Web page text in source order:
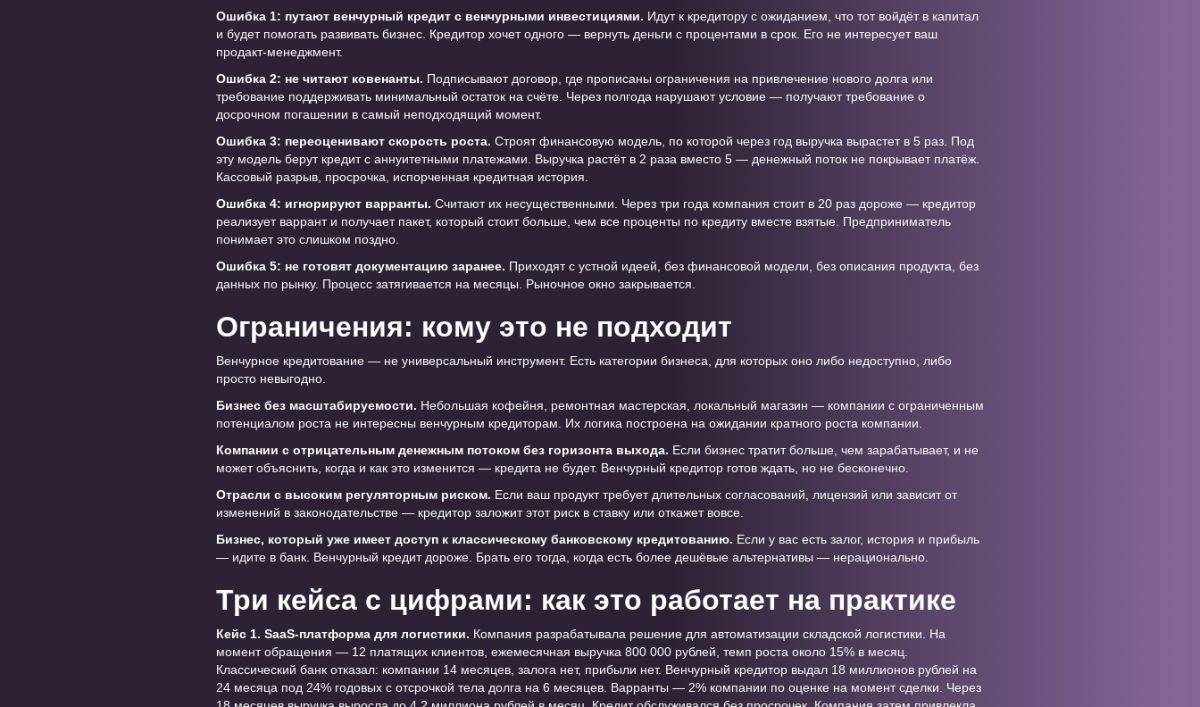
Ошибка 1: путают венчурный кредит с венчурными инвестициями. Идут к кредитору с ожиданием, что тот войдёт в капитал
и будет помогать развивать бизнес. Кредитор хочет одного — вернуть деньги с процентами в срок. Его не интересует ваш
продакт-менеджмент.
Ошибка 2: не читают ковенанты. Подписывают договор, где прописаны ограничения на привлечение нового долга или
требование поддерживать минимальный остаток на счёте. Через полгода нарушают условие — получают требование о
досрочном погашении в самый неподходящий момент.
Ошибка 3: переоценивают скорость роста. Строят финансовую модель, по которой через год выручка вырастет в 5 раз. Под
эту модель берут кредит с аннуитетными платежами. Выручка растёт в 2 раза вместо 5 — денежный поток не покрывает платёж.
Кассовый разрыв, просрочка, испорченная кредитная история.
Ошибка 4: игнорируют варранты. Считают их несущественными. Через три года компания стоит в 20 раз дороже — кредитор
реализует варрант и получает пакет, который стоит больше, чем все проценты по кредиту вместе взятые. Предприниматель
понимает это слишком поздно.
Ошибка 5: не готовят документацию заранее. Приходят с устной идеей, без финансовой модели, без описания продукта, без
данных по рынку. Процесс затягивается на месяцы. Рыночное окно закрывается.
Ограничения: кому это не подходит
Венчурное кредитование — не универсальный инструмент. Есть категории бизнеса, для которых оно либо недоступно, либо
просто невыгодно.
Бизнес без масштабируемости. Небольшая кофейня, ремонтная мастерская, локальный магазин — компании с ограниченным
потенциалом роста не интересны венчурным кредиторам. Их логика построена на ожидании кратного роста компании.
Компании с отрицательным денежным потоком без горизонта выхода. Если бизнес тратит больше, чем зарабатывает, и не
может объяснить, когда и как это изменится — кредита не будет. Венчурный кредитор готов ждать, но не бесконечно.
Отрасли с высоким регуляторным риском. Если ваш продукт требует длительных согласований, лицензий или зависит от
изменений в законодательстве — кредитор заложит этот риск в ставку или откажет вовсе.
Бизнес, который уже имеет доступ к классическому банковскому кредитованию. Если у вас есть залог, история и прибыль
— идите в банк. Венчурный кредит дороже. Брать его тогда, когда есть более дешёвые альтернативы — нерационально.
Три кейса с цифрами: как это работает на практике
Кейс 1. SaaS-платформа для логистики. Компания разрабатывала решение для автоматизации складской логистики. На
момент обращения — 12 платящих клиентов, ежемесячная выручка 800 000 рублей, темп роста около 15% в месяц.
Классический банк отказал: компании 14 месяцев, залога нет, прибыли нет. Венчурный кредитор выдал 18 миллионов рублей на
24 месяца под 24% годовых с отсрочкой тела долга на 6 месяцев. Варранты — 2% компании по оценке на момент сделки. Через